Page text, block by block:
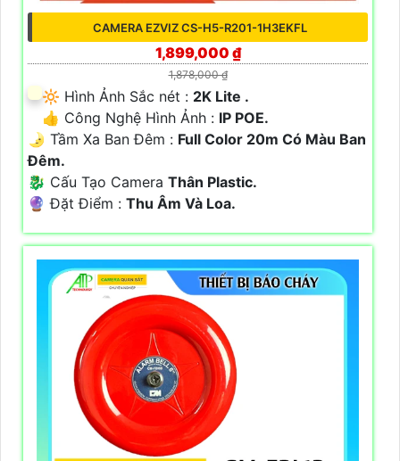
CAMERA EZVIZ CS-H5-R201-1H3EKFL
1,899,000 ₫
1,878,000 ₫
🔆 Hình Ảnh Sắc nét : 2K Lite .
👍 Công Nghệ Hình Ảnh : IP POE.
🌛 Tầm Xa Ban Đêm : Full Color 20m Có Màu Ban
Ðêm.
🐉️ Cấu Tạo Camera Thân Plastic.
️🔮 Đặt Điểm : Thu Âm Và Loa.